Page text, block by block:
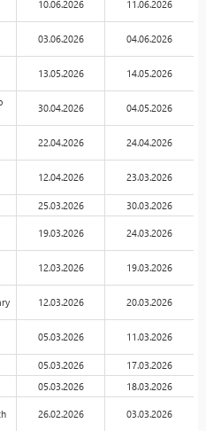
10.06.2026 11.06.2026
03.06.2026 04.06.2026
13.05.2026 14.05.2026
30.04.2026 04.05.2026
22.04.2026 24.04.2026
12.04.2026 23.03.2026
25.03.2026
30.03.2026
19.03.2026 24.03.2026
12.03.2026 19.03.2026
12.03.2026 20.03.2026
05.03.2026 11.03.2026
05.03.2026
17.03.2026
05.03.2026
18.03.2026
26.02.2026 03.03.2026